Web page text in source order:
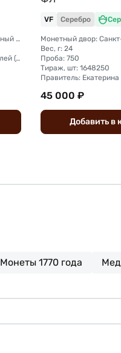
Монетный двор: Сузунский монетный двор (Сибирь)
Тираж, шт: на сумму 300 000 рублей (сумма 10 копеек + 5 копеек +2 копейки + 1 копейка + денга + полушка)
VF Серебро
Вес, г: 24
Проба: 750
Тираж, шт: 1648250
Правитель: Екатерина
45 000 ₽
Добавить в
Монеты 1770 года